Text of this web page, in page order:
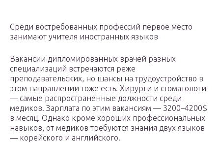
Среди востребованных профессий первое место
занимают учителя иностранных языков
Вакансии дипломированных врачей разных
специализаций встречаются реже
преподавательских, но шансы на трудоустройство в
этом направлении тоже есть. Хирурги и стоматологи
— самые распространённые должности среди
медиков. Зарплата по этим вакансиям — 3200–4200$
в месяц. Однако кроме хороших профессиональных
навыков, от медиков требуются знания двух языков
— корейского и английского.